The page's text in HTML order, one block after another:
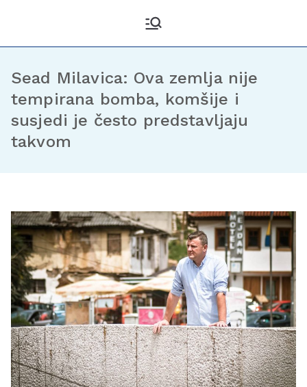
Sead Milavica: Ova zemlja nije
tempirana bomba, komšije i
susjedi je često predstavljaju
takvom